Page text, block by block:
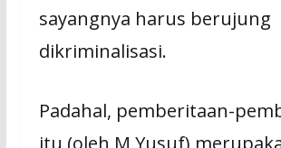
sayangnya harus berujung
dikriminalisasi.
Padahal, pemberitaan-